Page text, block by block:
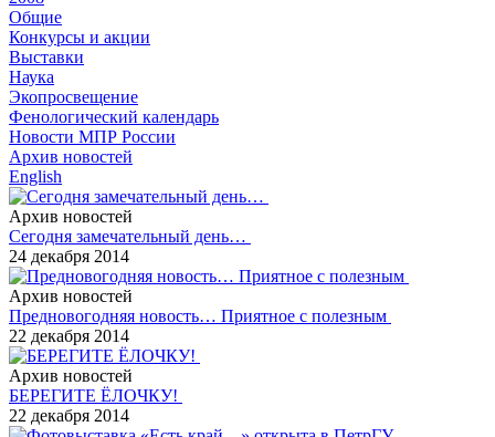
Общие
Конкурсы и акции
Выставки
Наука
Экопросвещение
Фенологический календарь
Новости МПР России
Архив новостей
English
Архив новостей
Сегодня замечательный день…
24 декабря 2014
Архив новостей
Предновогодняя новость… Приятное с полезным
22 декабря 2014
Архив новостей
БЕРЕГИТЕ ЁЛОЧКУ!
22 декабря 2014